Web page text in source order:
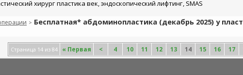
> Бесплатная* абдоминопластика (декабрь 2025) у
Страница 14 из 84 « Первая < 4 10 11 12 13 14 15 16 17